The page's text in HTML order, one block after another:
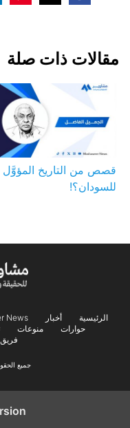
مقالات ذات صلة
قصص من التاريخ المؤوَّل
للسودان؟!
الرئيسية أخبار News
حوارات
منوعات
جميع